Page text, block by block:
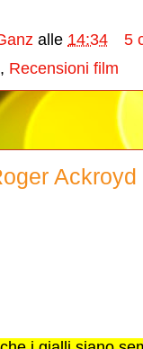
alle 14:34
5
, Recensioni film